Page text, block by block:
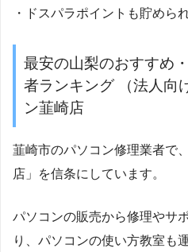
・ドスパラポイントも貯めら
最安の山梨のおすすめ
者ランキング （法人
ン韮崎店
韮崎市のパソコン修理業者で
店」を信条にしています。
パソコンの販売から修理やサ
り、パソコンの使い方教室も